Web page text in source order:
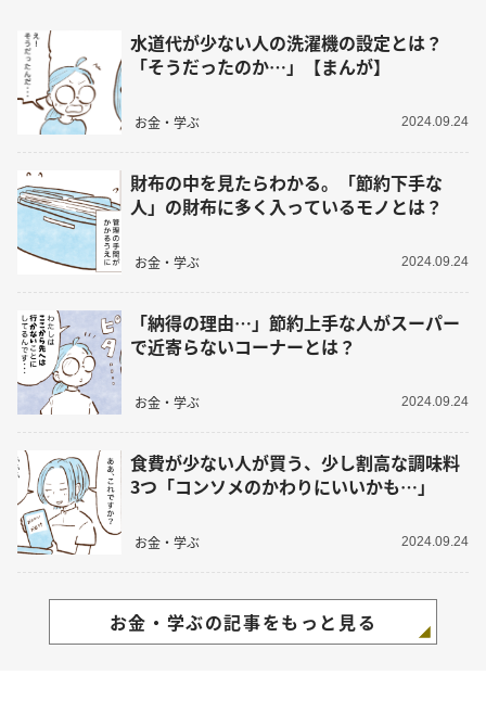
水道代が少ない人の洗濯機の設定とは？
「そうだったのか…」【まんが】
お金・学ぶ 2024.09.24
財布の中を見たらわかる。「節約下手な
人」の財布に多く入っているモノとは？
お金・学ぶ 2024.09.24
「納得の理由…」節約上手な人がスーパー
で近寄らないコーナーとは？
お金・学ぶ 2024.09.24
食費が少ない人が買う、少し割高な調味料
3つ「コンソメのかわりにいいかも…」
お金・学ぶ 2024.09.24
お金・学ぶの記事をもっと見る